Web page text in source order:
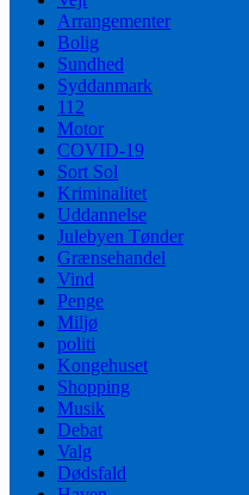
Arrangementer
Bolig
Sundhed
Syddanmark
112
Motor
COVID-19
Sort Sol
Kriminalitet
Uddannelse
Julebyen Tønder
Grænsehandel
Vind
Penge
Miljø
politi
Kongehuset
Shopping
Musik
Debat
Valg
Dødsfald